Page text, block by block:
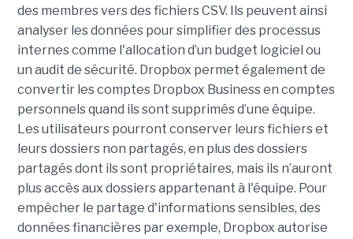
des membres vers des fichiers CSV. Ils peuvent ainsi
analyser les données pour simplifier des processus
internes comme l'allocation d’un budget logiciel ou
un audit de sécurité. Dropbox permet également de
convertir les comptes Dropbox Business en comptes
personnels quand ils sont supprimés d’une équipe.
Les utilisateurs pourront conserver leurs fichiers et
leurs dossiers non partagés, en plus des dossiers
partagés dont ils sont propriétaires, mais ils n’auront
plus accès aux dossiers appartenant à l'équipe. Pour
empêcher le partage d'informations sensibles, des
données financières par exemple, Dropbox autorise